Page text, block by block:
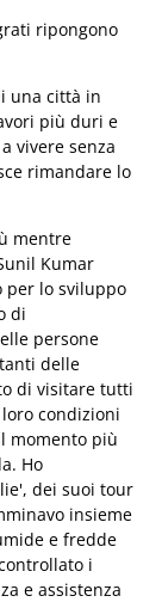
ripongono
una città in
più duri e
vivere senza
rimandare lo
mentre
Kumar
per lo sviluppo
di
persone
delle
di visitare tutti
condizioni
momento più
Ho
dei suoi tour
insieme
e fredde
i
e assistenza